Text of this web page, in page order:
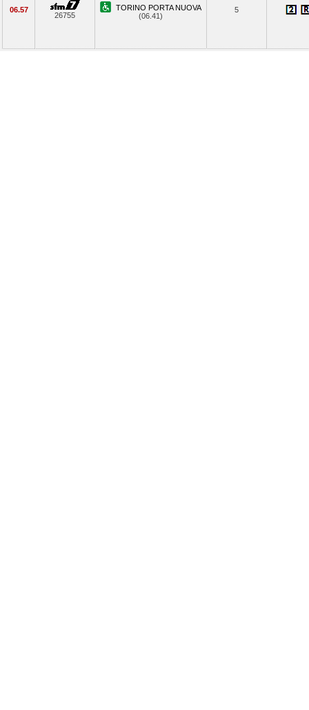
06.57
26755
TORINO PORTA NUOVA
(06.41)
5